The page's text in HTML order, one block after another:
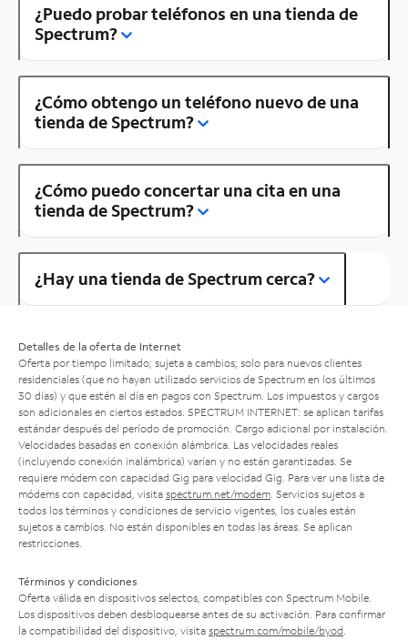
¿Puedo probar teléfonos en una tienda de
Spectrum?
¿Cómo obtengo un teléfono nuevo de una
tienda de Spectrum?
¿Cómo puedo concertar una cita en una
tienda de Spectrum?
¿Hay una tienda de Spectrum cerca?
Detalles de la oferta de Internet
Oferta por tiempo limitado; sujeta a cambios; solo para nuevos clientes
residenciales (que no hayan utilizado servicios de Spectrum en los últimos
30 días) y que estén al día en pagos con Spectrum. Los impuestos y cargos
son adicionales en ciertos estados. SPECTRUM INTERNET: se aplican tarifas
estándar después del período de promoción. Cargo adicional por instalación.
Velocidades basadas en conexión alámbrica. Las velocidades reales
(incluyendo conexión inalámbrica) varían y no están garantizadas. Se
requiere módem con capacidad Gig para velocidad Gig. Para ver una lista de
módems con capacidad, visita spectrum.net/modem . Servicios sujetos a
todos los términos y condiciones de servicio vigentes, los cuales están
sujetos a cambios. No están disponibles en todas las áreas. Se aplican
restricciones.
Términos y condiciones
Oferta válida en dispositivos selectos, compatibles con Spectrum Mobile.
Los dispositivos deben desbloquearse antes de su activación. Para confirmar
la compatibilidad del dispositivo, visita spectrum.com/mobile/byod